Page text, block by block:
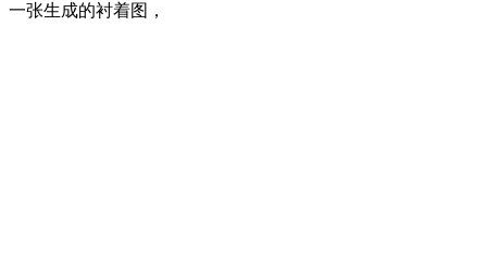
一张生成的衬着图，